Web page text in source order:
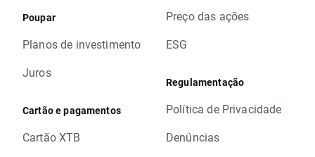
Poupar
Planos de investimento
Juros
Cartão e pagamentos
Cartão XTB
Preço das ações
ESG
Regulamentação
Política de Privacidade
Denúncias